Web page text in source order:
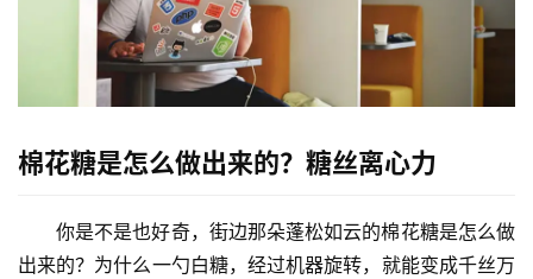
棉花糖是怎么做出来的？糖丝离心力
你是不是也好奇，街边那朵蓬松如云的棉花糖是怎么做
出来的？为什么一勺白糖，经过机器旋转，就能变成千丝万